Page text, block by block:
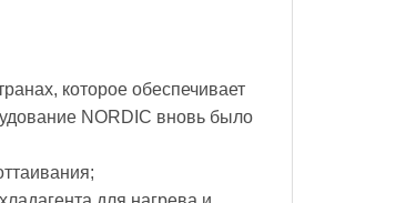
которое обеспечивает
NORDIC вновь было